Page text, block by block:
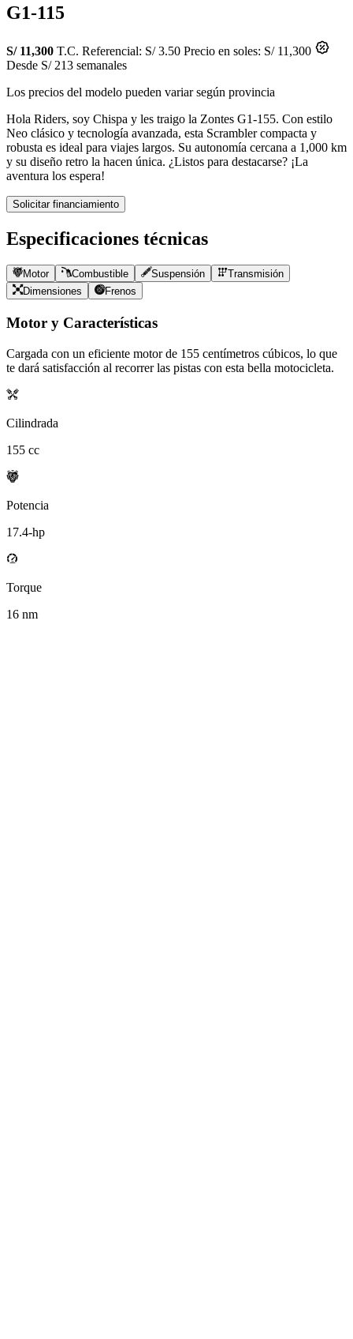
G1-115
S/ 11,300 T.C. Referencial: S/ 3.50 Precio en soles: S/ 11,300
Desde S/ 213 semanales
Los precios del modelo pueden variar según provincia
Hola Riders, soy Chispa y les traigo la Zontes G1-155. Con estilo
Neo clásico y tecnología avanzada, esta Scrambler compacta y
robusta es ideal para viajes largos. Su autonomía cercana a 1,000 km
y su diseño retro la hacen única. ¿Listos para destacarse? ¡La
aventura los espera!
Solicitar financiamiento
Especificaciones técnicas
Motor Combustible Suspensión
Transmisión
Dimensiones
Frenos
Motor y Características
Cargada con un eficiente motor de 155 centímetros cúbicos, lo que
te dará satisfacción al recorrer las pistas con esta bella motocicleta.
Cilindrada
155 cc
Potencia
17.4-hp
Torque
16 nm